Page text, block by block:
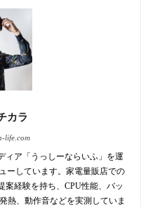
カラ
life.com
ィア「うっしーならいふ」を運
ーしています。家電量販店での
案経験を持ち、CPU性能、バッ
熱、動作音などを実測していま